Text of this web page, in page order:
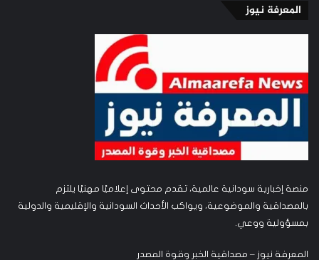
المعرفة نيوز
منصة إخبارية سودانية عالمية، تقدم محتوى إعلاميًا مهنيًا يلتزم
بالمصداقية والموضوعية، ويواكب الأحداث السودانية والإقليمية والدولية
بمسؤولية ووعي.
المعرفة نيوز – مصداقية الخبر وقوة المصدر